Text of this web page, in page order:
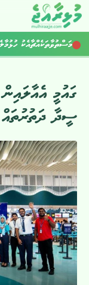
ކުރިއަށްއޮތް
މަސްތުވާތަކެއްޗާއެކު ހުޅުމާލެ ފޭސް 2އިން މީހަކު
ގައުމީ
ސީދާ ދަތުރުތައް